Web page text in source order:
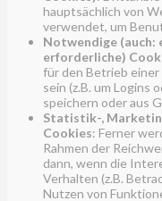
hauptsächlich von
verwendet, um
Notwendige (auch:
erforderliche)
für den Betrieb
sein (z.B. um Logins
speichern oder aus
Statistik-,
Cookies: Ferner
Rahmen der
dann, wenn die
Verhalten (z.B.
Nutzen von